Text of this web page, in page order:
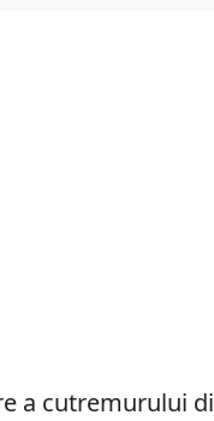
a cutremurului